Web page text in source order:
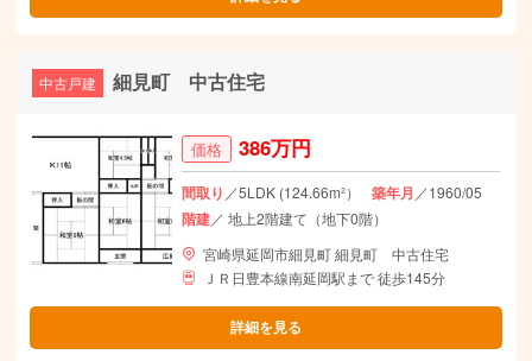
中古戸建 細見町 中古住宅
価格 386万円
間取り ／5LDK (124.66m²） 築年月 ／1960/05
階建／ 地上2階建て（地下0階）
宮崎県延岡市細見町 細見町 中古住宅
ＪＲ日豊本線南延岡駅まで 徒歩145分
詳細を見る